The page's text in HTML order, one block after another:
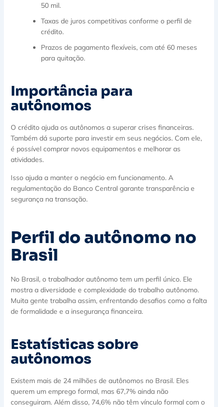
50 mil.
Taxas de juros competitivas conforme o perfil de
crédito.
Prazos de pagamento flexíveis, com até 60 meses
para quitação.
Importância para
autônomos
O crédito ajuda os autônomos a superar crises financeiras.
Também dá suporte para investir em seus negócios. Com ele,
é possível comprar novos equipamentos e melhorar as
atividades.
Isso ajuda a manter o negócio em funcionamento. A
regulamentação do Banco Central garante transparência e
segurança na transação.
Perfil do autônomo no
Brasil
No Brasil, o trabalhador autônomo tem um perfil único. Ele
mostra a diversidade e complexidade do trabalho autônomo.
Muita gente trabalha assim, enfrentando desafios como a falta
de formalidade e a insegurança financeira.
Estatísticas sobre
autônomos
Existem mais de 24 milhões de autônomos no Brasil. Eles
querem um emprego formal, mas 67,7% ainda não
conseguiram. Além disso, 74,6% não têm vínculo formal com o